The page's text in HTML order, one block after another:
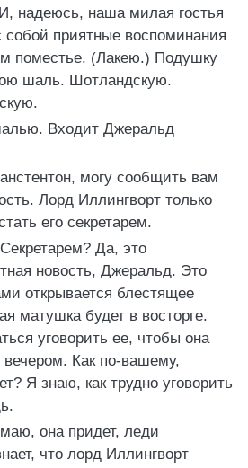
надеюсь, наша милая гостья
собой приятные воспоминания
поместье. (Лакею.) Подушку
шаль. Шотландскую.
Входит Джеральд
могу сообщить вам
Лорд Иллингворт только
его секретарем.
Да, это
новость, Джеральд. Это
открывается блестящее
матушка будет в восторге.
уговорить ее, чтобы она
Как по-вашему,
Я знаю, как трудно уговорить
она придет, леди
что лорд Иллингворт